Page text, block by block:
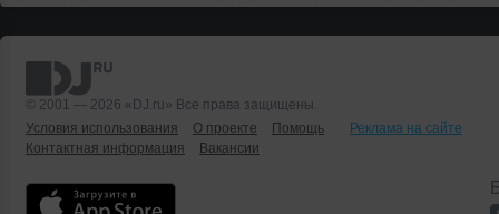
© 2001 — 2026 «DJ.ru» Все права защищены.
Условия использования
О проекте Помощь
Реклама на сайте
Контактная информация
Вакансии